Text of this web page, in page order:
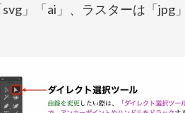
」「ai」、ラスターは「jpg」